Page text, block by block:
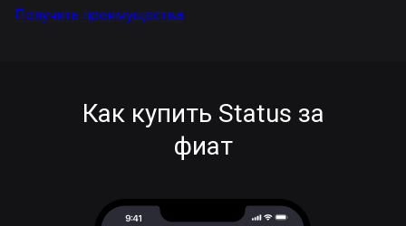
Получить преимущества
Как купить Status за
фиат